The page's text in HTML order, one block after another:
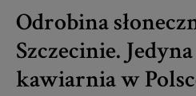
Odrobina
Szczecinie.
kawiarnia w